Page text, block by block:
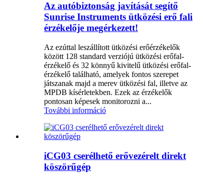
Az autóbiztonság javítását segítő
Sunrise Instruments ütközési erő fali
érzékelője megérkezett!
Az ezúttal leszállított ütközési erőérzékelők
között 128 standard verziójú ütközési erőfal-
érzékelő és 32 könnyű kivitelű ütközési erőfal-
érzékelő található, amelyek fontos szerepet
játszanak majd a merev ütközési fal, illetve az
MPDB kísérletekben. Ezek az érzékelők
pontosan képesek monitorozni a...
További információ
iCG03 cserélhető erővezérelt direkt
köszörűgép